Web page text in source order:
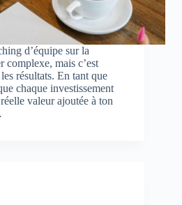
d’équipe sur la
complexe, mais c’est
résultats. En tant que
chaque investissement
valeur ajoutée à ton